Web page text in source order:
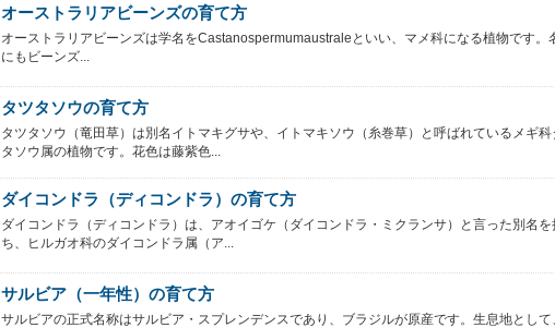
オーストラリアビーンズの育て方
オーストラリアビーンズは学名をCastanospermumaustraleといい、マメ科になる植物です。
にもビーンズ...
タツタソウの育て方
タツタソウ（竜田草）は別名イトマキグサや、イトマキソウ（糸巻草）と呼ばれているメギ科
タソウ属の植物です。花色は藤紫色...
ダイコンドラ（ディコンドラ）の育て方
ダイコンドラ（ディコンドラ）は、アオイゴケ（ダイコンドラ・ミクランサ）と言った別名を
ち、ヒルガオ科のダイコンドラ属（ア...
サルビア（一年性）の育て方
サルビアの正式名称はサルビア・スプレンデンスであり、ブラジルが原産です。生息地として